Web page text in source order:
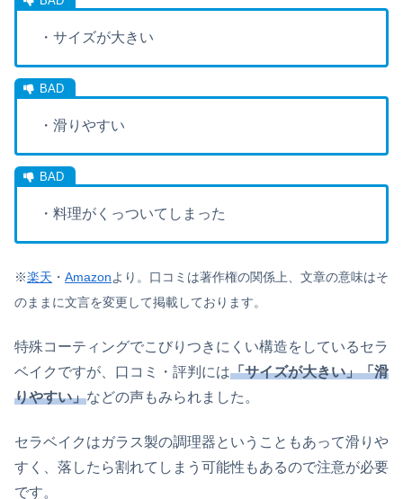
・サイズが大きい
・滑りやすい
・料理がくっついてしまった
※楽天 ・ Amazonより。 口コミは著作権の関係上、文章の意味はそ
のままに文言を変更して掲載しております。
特殊コーティングでこびりつきにくい構造をしているセラ
ベイクですが、口コミ・評判には「サイズが大きい」「滑
りやすい」などの声もみられました。
セラベイクはガラス製の調理器ということもあって滑りや
すく、落したら割れてしまう可能性もあるので注意が必要
です。